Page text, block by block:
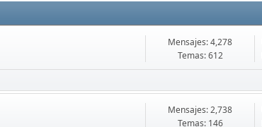
Mensajes: 4,278
Temas: 612
Mensajes: 2,738
Temas: 146